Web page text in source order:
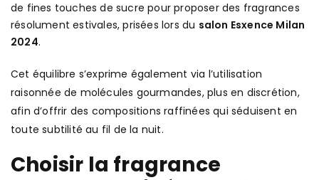
de fines touches de sucre pour proposer des fragrances
résolument estivales, prisées lors du salon Esxence Milan
2024.
Cet équilibre s’exprime également via l’utilisation
raisonnée de molécules gourmandes, plus en discrétion,
afin d’offrir des compositions raffinées qui séduisent en
toute subtilité au fil de la nuit.
Choisir la fragrance